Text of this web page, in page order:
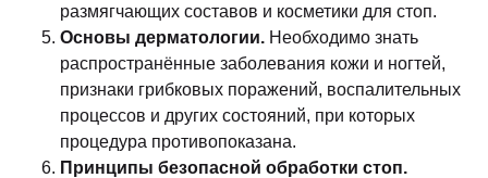
размягчающих составов и косметики для стоп.
Основы дерматологии. Необходимо знать
распространённые заболевания кожи и ногтей,
признаки грибковых поражений, воспалительных
процессов и других состояний, при которых
процедура противопоказана.
Принципы безопасной обработки стоп.